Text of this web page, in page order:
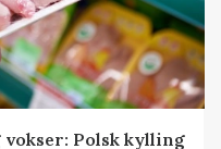
Polsk kylling